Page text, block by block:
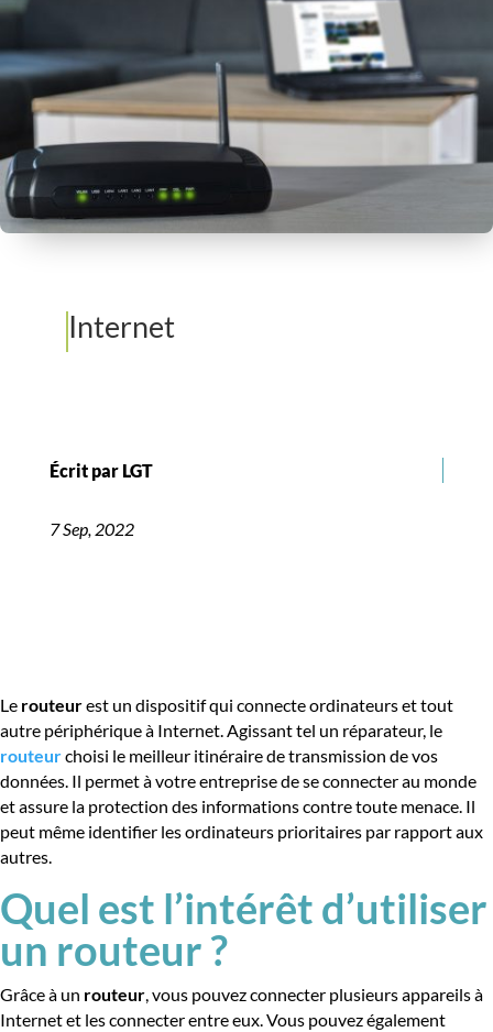
Internet
Écrit par LGT
7 Sep, 2022
Le routeurest un dispositif qui connecte ordinateurs et tout
autre périphérique à Internet. Agissant tel un réparateur, le
routeurchoisi le meilleur itinéraire de transmission de vos
données. Il permet à votre entreprise de se connecter au monde
et assure la protection des informations contre toute menace. Il
peut même identifier les ordinateurs prioritaires par rapport aux
autres.
Quel est l’intérêt d’utiliser
un routeur ?
Grâce à un routeur , vous pouvez connecter plusieurs appareils à
Internet et les connecter entre eux. Vous pouvez également